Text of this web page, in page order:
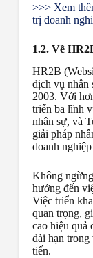
>>> Xem
trị doanh
1.2. Về
HR2B
dịch vụ nhân
2003. Với
triển ba lĩnh
nhân sự, và
giải pháp
doanh
Không
hướng đến
Việc triển
quan trọng,
cao hiệu quả
dài hạn trong
tiến.